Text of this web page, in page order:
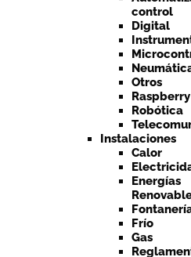
control
Digital
Otros
Robótica
Instalaciones
Calor
Energías
Frío
Gas